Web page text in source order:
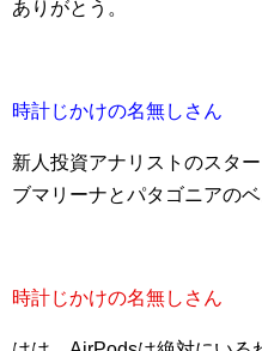
ありがとう。
時計じかけの名無しさん
新人投資アナリストのスタ
ブマリーナとパタゴニアの
時計じかけの名無しさん